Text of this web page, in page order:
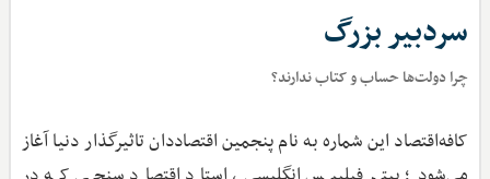
سردبیر بزرگ
چرا دولت‌‌ها حساب و کتاب ندارند؟
کافه‌اقتصاد این شماره به نام پنجمین اقتصاددان تاثیرگذار دنیا آغاز